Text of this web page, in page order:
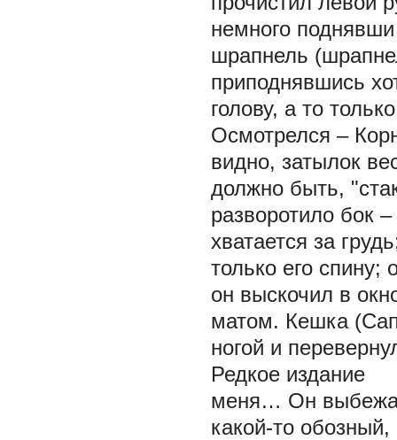
немного
шрапнель
приподнявшись
голову, а то
Осмотрелся –
видно, затылок
должно быть,
разворотило бок
хватается за
только его
он выскочил в
матом. Кешка
ногой и
Редкое издание
меня… Он
какой-то